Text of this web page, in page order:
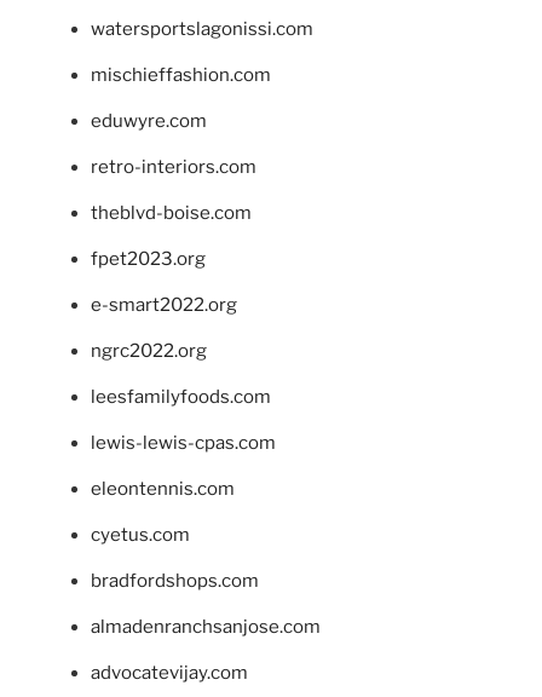
watersportslagonissi.com
mischieffashion.com
eduwyre.com
retro-interiors.com
theblvd-boise.com
fpet2023.org
e-smart2022.org
ngrc2022.org
leesfamilyfoods.com
lewis-lewis-cpas.com
eleontennis.com
cyetus.com
bradfordshops.com
almadenranchsanjose.com
advocatevijay.com